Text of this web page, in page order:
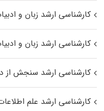
کارشناسی ارشد زبان و
کارشناسی ارشد زبان و
کارشناسی ارشد سنجش از
کارشناسی ارشد علم